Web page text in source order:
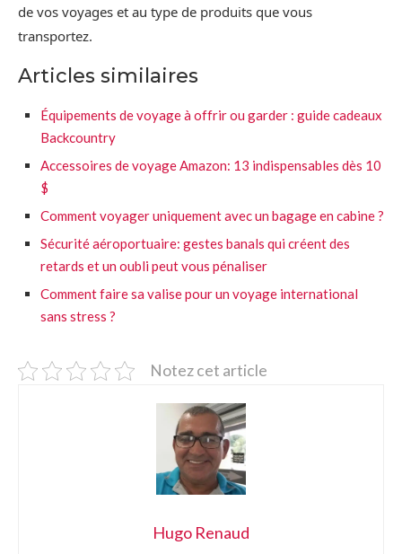
de vos voyages et au type de produits que vous
transportez.
Articles similaires
Équipements de voyage à offrir ou garder : guide cadeaux
Backcountry
Accessoires de voyage Amazon: 13 indispensables dès 10
$
Comment voyager uniquement avec un bagage en cabine ?
Sécurité aéroportuaire: gestes banals qui créent des
retards et un oubli peut vous pénaliser
Comment faire sa valise pour un voyage international
sans stress ?
Notez cet article
Hugo Renaud